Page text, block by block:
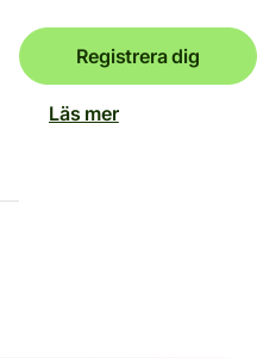
Registrera dig
Läs mer